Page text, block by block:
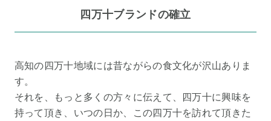
四万十ブランドの確立
高知の四万十地域には昔ながらの食文化が沢山ありま
す。
それを、もっと多くの方々に伝えて、四万十に興味を
持って頂き、いつの日か、この四万十を訪れて頂きた